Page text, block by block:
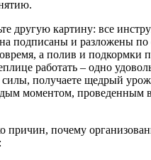
другую картину: все
подписаны и разложены по
а полив и подкормки
работать – одно
силы, получаете щедрый
моментом, проведенным
причин, почему